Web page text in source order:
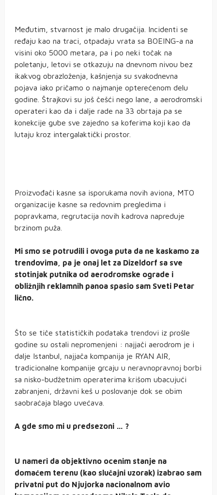
Međutim, stvarnost je malo drugačija. Incidenti se
ređaju kao na traci, otpadaju vrata sa BOEING-a na
visini oko 5000 metara, pa i po neki točak na
poletanju, letovi se otkazuju na dnevnom nivou bez
ikakvog obrazloženja, kašnjenja su svakodnevna
pojava iako pričamo o najmanje opterećenom delu
godine. Štrajkovi su još češći nego lane, a aerodromski
operateri kao da i dalje rade na 33 obrtaja pa se
konekcije gube sve zajedno sa koferima koji kao da
lutaju kroz intergalaktički prostor.
Proizvođači kasne sa isporukama novih aviona, MTO
organizacije kasne sa redovnim pregledima i
popravkama, regrutacija novih kadrova napreduje
brzinom puža.
Mi smo se potrudili i ovoga puta da ne kaskamo za
trendovima, pa je onaj let za Dizeldorf sa sve
stotinjak putnika od aerodromske ograde i
obližnjih reklamnih panoa spasio sam Sveti Petar
lično.
Što se tiče statističkih podataka trendovi iz prošle
godine su ostali nepromenjeni : najjači aerodrom je i
dalje Istanbul, najjača kompanija je RYAN AIR,
tradicionalne kompanije grcaju u neravnopravnoj borbi
sa nisko-budžetnim operaterima krišom ubacujući
zabranjeni, državni keš u poslovanje dok se obim
saobraćaja blago uvećava.
A gde smo mi u predsezoni … ?
U nameri da objektivno ocenim stanje na
domaćem terenu (kao slučajni uzorak) izabrao sam
privatni put do Njujorka nacionalnom avio